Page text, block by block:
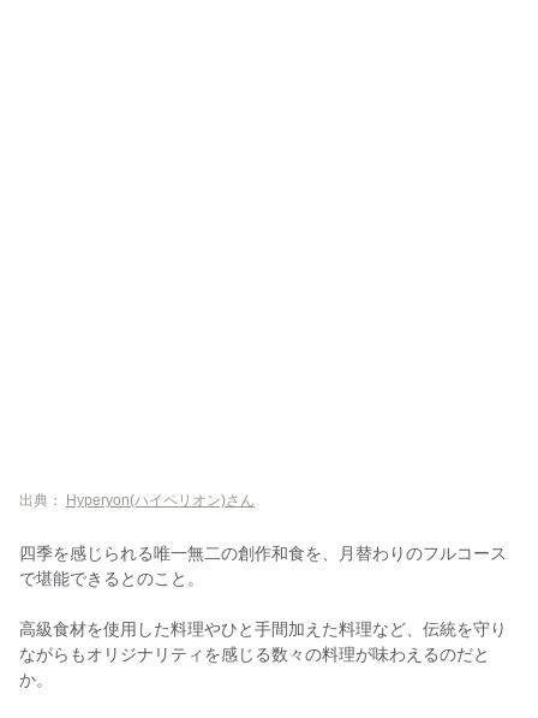
出典： Hyperyon(ハイペリオン)さん
四季を感じられる唯一無二の創作和食を、月替わりのフルコース
で堪能できるとのこと。
高級食材を使用した料理やひと手間加えた料理など、伝統を守り
ながらもオリジナリティを感じる数々の料理が味わえるのだと
か。